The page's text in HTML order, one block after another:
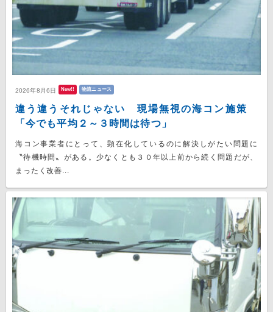
2026年8月6日 New!! 物流ニュース
違う違うそれじゃない 現場無視の海コン施策
「今でも平均２～３時間は待つ」
海コン事業者にとって、顕在化しているのに解決しがたい問題に
〝待機時間〟がある。少なくとも３０年以上前から続く問題だが、
まったく改善...